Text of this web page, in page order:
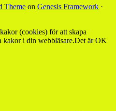
Theme on Genesis Framework ·
(cookies) för att skapa
kakor i din webbläsare.Det är OK